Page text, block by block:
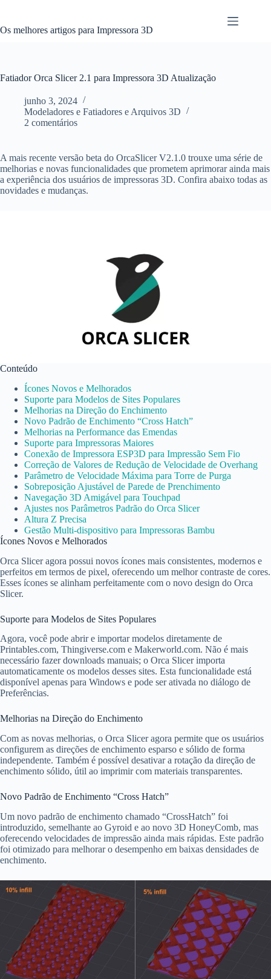
o
Os melhores artigos para Impressora 3D
Fatiador Orca Slicer 2.1 para Impressora 3D Atualização
junho 3, 2024
Modeladores e Fatiadores e Arquivos 3D
2 comentários
A mais recente versão beta do OrcaSlicer V2.1.0 trouxe uma série de
melhorias e novas funcionalidades que prometem aprimorar ainda mais
a experiência dos usuários de impressoras 3D. Confira abaixo todas as
novidades e mudanças.
Conteúdo
Ícones Novos e Melhorados
Suporte para Modelos de Sites Populares
Melhorias na Direção do Enchimento
Novo Padrão de Enchimento “Cross Hatch”
Melhorias na Performance das Emendas
Suporte para Impressoras Maiores
Conexão de Impressora ESP3D para Impressão Sem Fio
Correção de Valores de Redução de Velocidade de Overhang
Parâmetro de Velocidade Máxima para Torre de Purga
Sobreposição Ajustável de Parede de Prenchimento
Navegação 3D Amigável para Touchpad
Ajustes nos Parâmetros Padrão do Orca Slicer
Altura Z Precisa
Gestão Multi-dispositivo para Impressoras Bambu
Ícones Novos e Melhorados
Orca Slicer agora possui novos ícones mais consistentes, modernos e
perfeitos em termos de pixel, oferecendo um melhor contraste de cores.
Esses ícones se alinham perfeitamente com o novo design do Orca
Slicer.
Suporte para Modelos de Sites Populares
Agora, você pode abrir e importar modelos diretamente de
Printables.com, Thingiverse.com e Makerworld.com. Não é mais
necessário fazer downloads manuais; o Orca Slicer importa
automaticamente os modelos desses sites. Esta funcionalidade está
disponível apenas para Windows e pode ser ativada no diálogo de
Preferências.
Melhorias na Direção do Enchimento
Com as novas melhorias, o Orca Slicer agora permite que os usuários
configurem as direções de enchimento esparso e sólido de forma
independente. Também é possível desativar a rotação da direção de
enchimento sólido, útil ao imprimir com materiais transparentes.
Novo Padrão de Enchimento “Cross Hatch”
Um novo padrão de enchimento chamado “CrossHatch” foi
introduzido, semelhante ao Gyroid e ao novo 3D HoneyComb, mas
oferecendo velocidades de impressão ainda mais rápidas. Este padrão
foi otimizado para melhorar o desempenho em baixas densidades de
enchimento.